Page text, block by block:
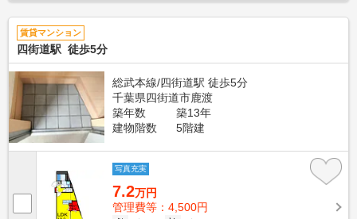
賃貸マンション
四街道駅 徒歩5分
総武本線/四街道駅 徒歩5分
千葉県四街道市鹿渡
築年数
築13年
建物階数
5階建
写真充実
7.2万円
管理費等：4,500円